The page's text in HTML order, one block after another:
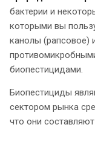
бактерии и
которыми вы
канолы (рапсовое)
биопестицидами.
Биопестициды
сектором рынка
что они